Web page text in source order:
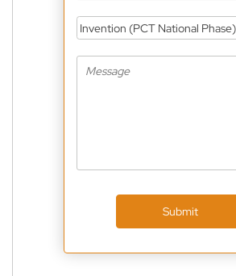
Invention (PCT National Phase)
Submit